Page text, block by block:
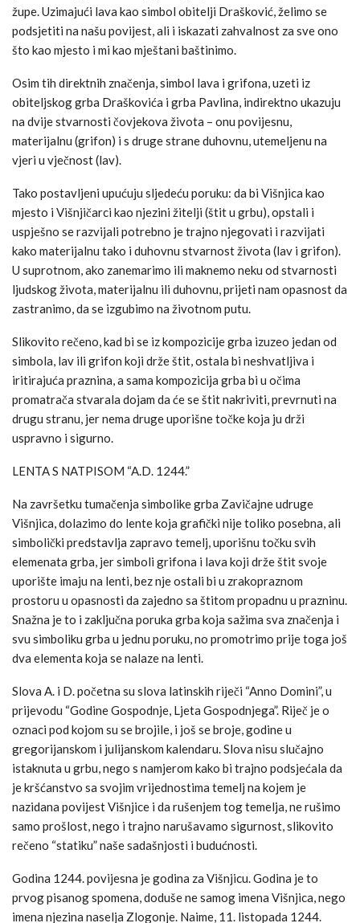
župe. Uzimajući lava kao simbol obitelji Drašković, želimo se
podsjetiti na našu povijest, ali i iskazati zahvalnost za sve ono
što kao mjesto i mi kao mještani baštinimo.
Osim tih direktnih značenja, simbol lava i grifona, uzeti iz
obiteljskog grba Draškovića i grba Pavlina, indirektno ukazuju
na dvije stvarnosti čovjekova života – onu povijesnu,
materijalnu (grifon) i s druge strane duhovnu, utemeljenu na
vjeri u vječnost (lav).
Tako postavljeni upućuju sljedeću poruku: da bi Višnjica kao
mjesto i Višnjičarci kao njezini žitelji (štit u grbu), opstali i
uspješno se razvijali potrebno je trajno njegovati i razvijati
kako materijalnu tako i duhovnu stvarnost života (lav i grifon).
U suprotnom, ako zanemarimo ili maknemo neku od stvarnosti
ljudskog života, materijalnu ili duhovnu, prijeti nam opasnost da
zastranimo, da se izgubimo na životnom putu.
Slikovito rečeno, kad bi se iz kompozicije grba izuzeo jedan od
simbola, lav ili grifon koji drže štit, ostala bi neshvatljiva i
iritirajuća praznina, a sama kompozicija grba bi u očima
promatrača stvarala dojam da će se štit nakriviti, prevrnuti na
drugu stranu, jer nema druge uporišne točke koja ju drži
uspravno i sigurno.
LENTA S NATPISOM “A.D. 1244.”
Na završetku tumačenja simbolike grba Zavičajne udruge
Višnjica, dolazimo do lente koja grafički nije toliko posebna, ali
simbolički predstavlja zapravo temelj, uporišnu točku svih
elemenata grba, jer simboli grifona i lava koji drže štit svoje
uporište imaju na lenti, bez nje ostali bi u zrakopraznom
prostoru u opasnosti da zajedno sa štitom propadnu u prazninu.
Snažna je to i zaključna poruka grba koja sažima sva značenja i
svu simboliku grba u jednu poruku, no promotrimo prije toga još
dva elementa koja se nalaze na lenti.
Slova A. i D. početna su slova latinskih riječi “Anno Domini”, u
prijevodu “Godine Gospodnje, Ljeta Gospodnjega”. Riječ je o
oznaci pod kojom su se brojile, i još se broje, godine u
gregorijanskom i julijanskom kalendaru. Slova nisu slučajno
istaknuta u grbu, nego s namjerom kako bi trajno podsjećala da
je kršćanstvo sa svojim vrijednostima temelj na kojem je
nazidana povijest Višnjice i da rušenjem tog temelja, ne rušimo
samo prošlost, nego i trajno narušavamo sigurnost, slikovito
rečeno “statiku” naše sadašnjosti i budućnosti.
Godina 1244. povijesna je godina za Višnjicu. Godina je to
prvog pisanog spomena, doduše ne samog imena Višnjica, nego
imena njezina naselja Zlogonje. Naime, 11. listopada 1244.